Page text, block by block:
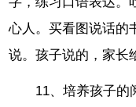
心人。买看图说话的
说。孩子说的，家长
11、培养孩子的